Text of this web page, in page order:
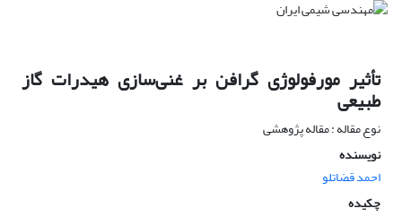
تأثیر مورفولوژی گرافن بر غنی‌سازی هیدرات گاز
طبیعی
نوع مقاله : مقاله پژوهشی
نویسنده
احمد قضاتلو
چکیده